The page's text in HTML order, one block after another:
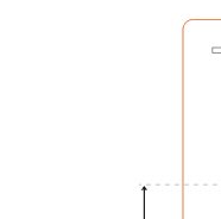
Die
Training
Vorgang
Sie ihn
verbundenen
noch andere